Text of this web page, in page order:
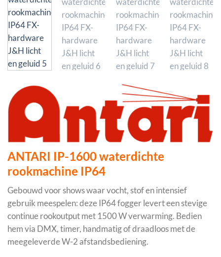
ANTARI IP-1600 waterdichte
rookmachine IP64
Gebouwd voor shows waar vocht, stof en intensief
gebruik meespelen: deze IP64 fogger levert een stevige
continue rookoutput met 1500 W verwarming. Bedien
hem via DMX, timer, handmatig of draadloos met de
meegeleverde W-2 afstandsbediening.